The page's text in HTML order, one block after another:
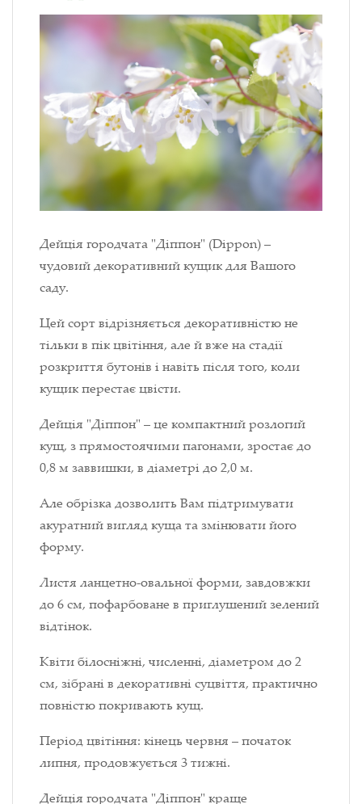
Дейція городчата "Діппон" (Dippon) –
чудовий декоративний кущик для Вашого
саду.
Цей сорт відрізняється декоративністю не
тільки в пік цвітіння, але й вже на стадії
розкриття бутонів і навіть після того, коли
кущик перестає цвісти.
Дейція "Діппон" – це компактний розлогий
кущ, з прямостоячими пагонами, зростає до
0,8 м заввишки, в діаметрі до 2,0 м.
Але обрізка дозволить Вам підтримувати
акуратний вигляд куща та змінювати його
форму.
Листя ланцетно-овальної форми, завдовжки
до 6 см, пофарбоване в приглушений зелений
відтінок.
Квіти білосніжні, численні, діаметром до 2
см, зібрані в декоративні суцвіття, практично
повністю покривають кущ.
Період цвітіння: кінець червня – початок
липня, продовжується 3 тижні.
Дейція городчата "Діппон" краще